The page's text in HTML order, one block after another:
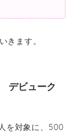
きます。
デビューク
を対象に、500